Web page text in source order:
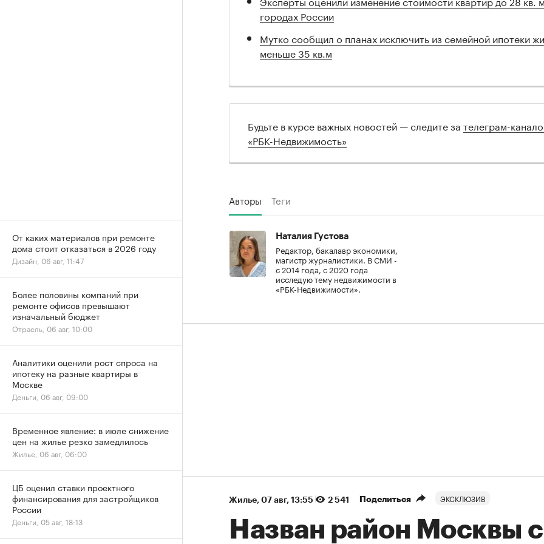
городах России
Мутко сообщил о планах исключить из семейной ипотеки
меньше 35 кв.м
Будьте в курсе важных новостей — следите за телеграм-
«РБК-Недвижимость»
Авторы Теги
Наталия Густова
Редактор, бакалавр экономики,
магистр журналистики. В СМИ -
с 2014 года, с 2020 года
исследую тему недвижимости в
«РБК-Недвижимости».
Жилье⁠, 07 авг, 13:55 2 541 Поделиться ЭКСКЛЮЗИВ
Назван район Москвы с
От каких материалов при ремонте
дома стоит отказаться в 2026 году
Дизайн, 06 авг, 11:47
Более половины компаний при
ремонте офисов превышают
изначальный бюджет
Отрасль, 06 авг, 10:00
Аналитики оценили рост спроса на
ипотеку на разные квартиры в
Москве
Деньги, 06 авг, 09:00
Временное явление: в июле снижение
цен на жилье резко замедлилось
Жилье, 06 авг, 06:00
ЦБ оценил ставки проектного
финансирования для застройщиков
России
Деньги, 05 авг, 18:13